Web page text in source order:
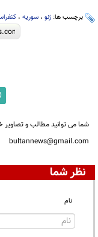
برچسب ها: ژنو ، سوریه ،
شما می توانید مطالب و تصاویر
bultannews@gmail.com
نظر شما
نام